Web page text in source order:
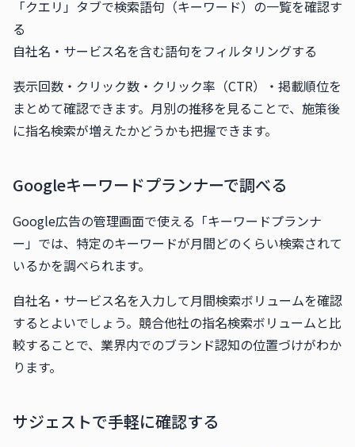
「クエリ」タブで検索語句（キーワード）の一覧を確認す
る
自社名・サービス名を含む語句をフィルタリングする
表示回数・クリック数・クリック率（CTR）・掲載順位を
まとめて確認できます。月別の推移を見ることで、施策後
に指名検索が増えたかどうかも把握できます。
Googleキーワードプランナーで調べる
Google広告の管理画面で使える「キーワードプランナ
ー」では、特定のキーワードが月間どのくらい検索されて
いるかを調べられます。
自社名・サービス名を入力して月間検索ボリュームを確認
するとよいでしょう。競合他社の指名検索ボリュームと比
較することで、業界内でのブランド認知の位置づけがわか
ります。
サジェストで手軽に確認する